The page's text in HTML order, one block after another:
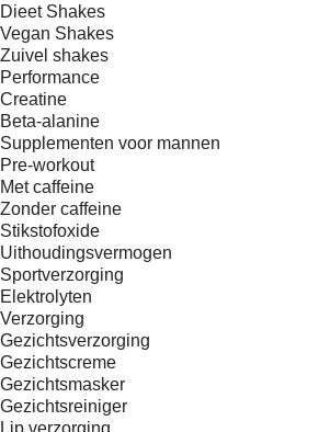
Dieet Shakes
Vegan Shakes
Zuivel shakes
Performance
Creatine
Beta-alanine
Supplementen voor mannen
Pre-workout
Met caffeine
Zonder caffeine
Stikstofoxide
Uithoudingsvermogen
Sportverzorging
Elektrolyten
Verzorging
Gezichtsverzorging
Gezichtscreme
Gezichtsmasker
Gezichtsreiniger
Lip verzorging